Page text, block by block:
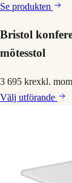
Se produkten
Bristol
mötesstol
3 695 krexkl.
Välj utförande